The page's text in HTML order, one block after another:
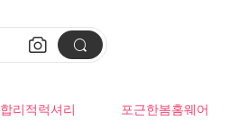
 
합리적럭셔리 포근한봄홈웨어